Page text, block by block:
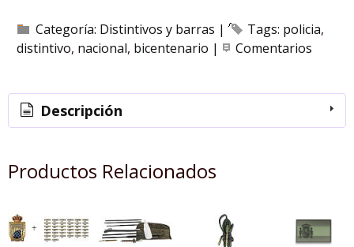
Categoría: Distintivos y barras | Tags: policia
distintivo nacional bicentenario | Comentarios
Descripción
Productos Relacionados